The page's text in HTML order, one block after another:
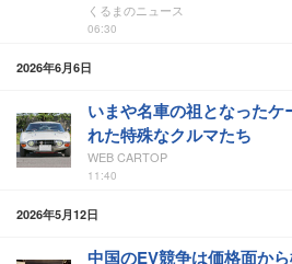
くるまのニュース
06:30
2026年6月6日
いまや名車の祖となった
れた特殊なクルマたち
WEB CARTOP
11:40
2026年5月12日
中国のEV競争は価格面か